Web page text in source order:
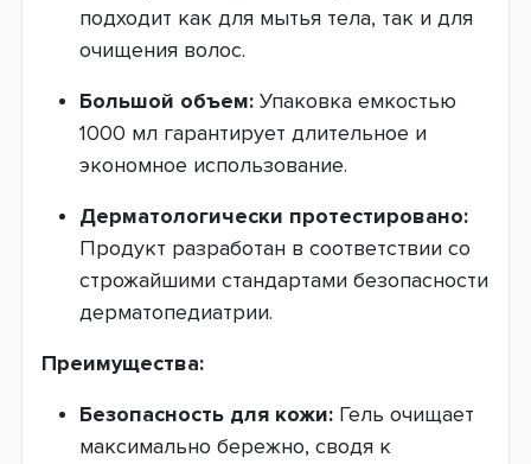
подходит как для мытья тела, так и для
очищения волос.
Большой объем: Упаковка емкостью
1000 мл гарантирует длительное и
экономное использование.
Дерматологически протестировано:
Продукт разработан в соответствии со
строжайшими стандартами безопасности
дерматопедиатрии.
Преимущества:
Безопасность для кожи: Гель очищает
максимально бережно, сводя к